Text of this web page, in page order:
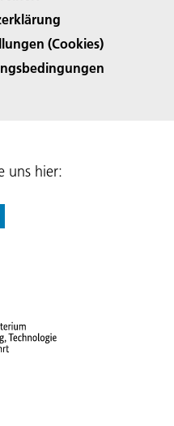
(Cookies)
uns hier: